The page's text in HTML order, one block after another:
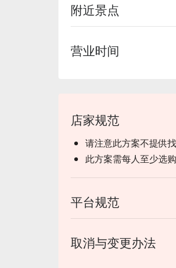
附近景点
营业时间
店家规范
请注意此方案不提供找
此方案需每人至少选
平台规范
取消与变更办法